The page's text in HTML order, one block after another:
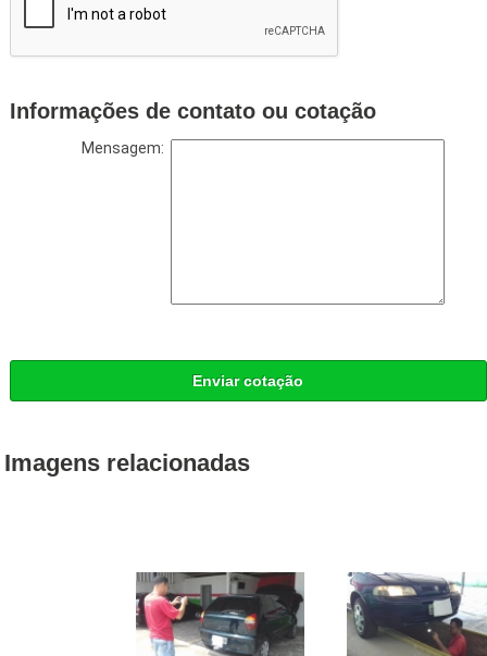
Informações de contato ou cotação
Mensagem:
Enviar cotação
Imagens relacionadas